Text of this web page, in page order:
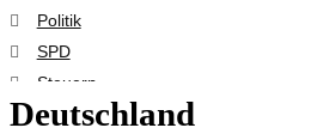
Politik
SPD
Steuern
Wissen
Deutschland